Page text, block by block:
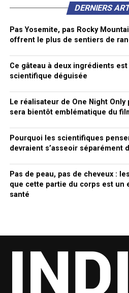
DERNIERS
Pas Yosemite, pas Rocky
offrent le plus de sentiers de
Ce gâteau à deux ingrédients
scientifique déguisée
Le réalisateur de One Night
sera bientôt emblématique du
Pourquoi les scientifiques
devraient s’asseoir séparément
Pas de peau, pas de cheveux :
que cette partie du corps est un
santé